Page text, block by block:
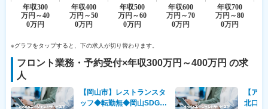
※グラフをタップすると、下の求人が切り替わります。
フロント業務・予約受付×年収300万円～400万円 の求
人
【岡山市】レストランスタ
ッフ◆転勤無◆岡山SDGs
【ア
北口〉